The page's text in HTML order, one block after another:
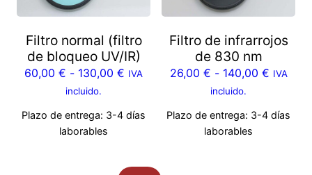
Filtro normal (filtro
de bloqueo UV/IR)
60,00 € - 130,00 € IVA
incluido.
Plazo de entrega: 3-4 días
laborables
Filtro de infrarrojos
de 830 nm
26,00 € - 140,00 € IVA
incluido.
Plazo de entrega: 3-4 días
laborables